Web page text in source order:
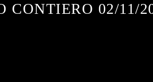
CONTIERO 02/11/